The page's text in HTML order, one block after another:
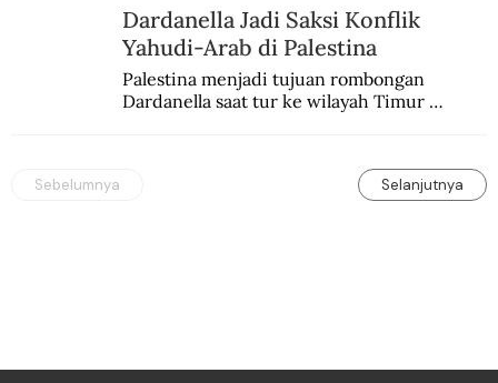
Dardanella Jadi Saksi Konflik
Yahudi-Arab di Palestina
Palestina menjadi tujuan rombongan
Dardanella saat tur ke wilayah Timur
Sebelumnya Selanjutnya